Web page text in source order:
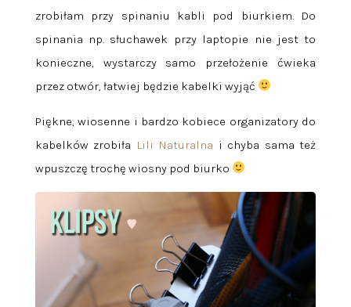
zrobiłam przy spinaniu kabli pod biurkiem. Do
spinania np. słuchawek przy laptopie nie jest to
konieczne, wystarczy samo przełożenie ćwieka
przez otwór, łatwiej będzie kabelki wyjąć
Piękne, wiosenne i bardzo kobiece organizatory do
kabelków zrobiła Lili Naturalna i chyba sama też
wpuszczę trochę wiosny pod biurko